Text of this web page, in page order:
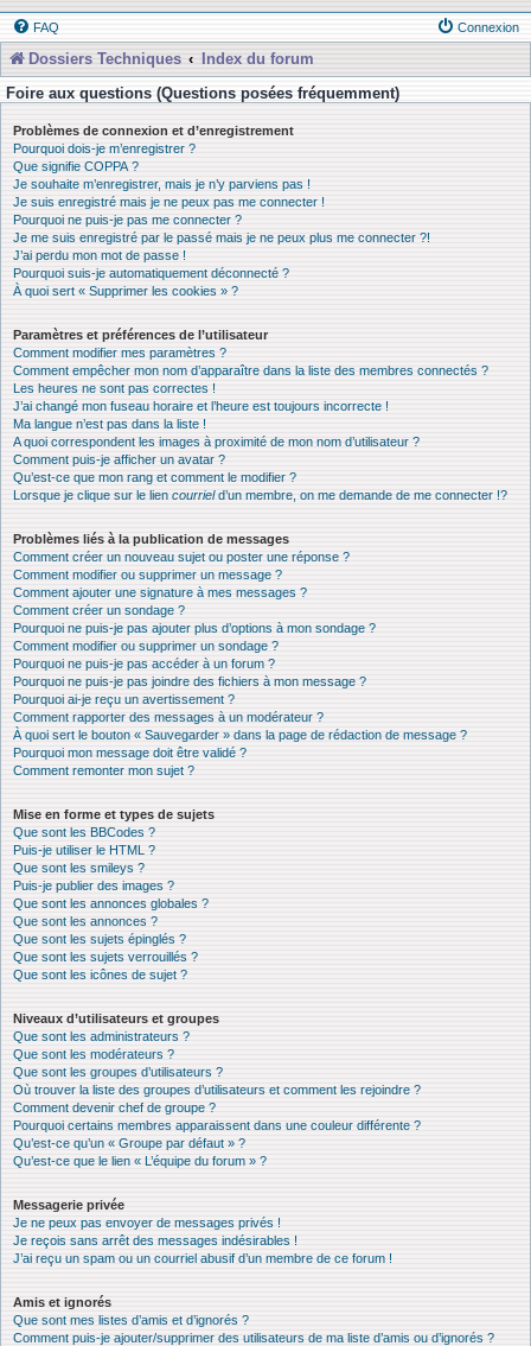
FAQ Connexion
Dossiers Techniques
Index du forum
Foire aux questions (Questions posées fréquemment)
Problèmes de connexion et d’enregistrement
Pourquoi dois-je m’enregistrer ?
Que signifie COPPA ?
Je souhaite m’enregistrer, mais je n’y parviens pas !
Je suis enregistré mais je ne peux pas me connecter !
Pourquoi ne puis-je pas me connecter ?
Je me suis enregistré par le passé mais je ne peux plus me connecter ?!
J’ai perdu mon mot de passe !
Pourquoi suis-je automatiquement déconnecté ?
À quoi sert « Supprimer les cookies » ?
Paramètres et préférences de l’utilisateur
Comment modifier mes paramètres ?
Comment empêcher mon nom d’apparaître dans la liste des membres connectés ?
Les heures ne sont pas correctes !
J’ai changé mon fuseau horaire et l’heure est toujours incorrecte !
Ma langue n’est pas dans la liste !
A quoi correspondent les images à proximité de mon nom d’utilisateur ?
Comment puis-je afficher un avatar ?
Qu’est-ce que mon rang et comment le modifier ?
Lorsque je clique sur le lien courrield’un membre, on me demande de me connecter !?
Problèmes liés à la publication de messages
Comment créer un nouveau sujet ou poster une réponse ?
Comment modifier ou supprimer un message ?
Comment ajouter une signature à mes messages ?
Comment créer un sondage ?
Pourquoi ne puis-je pas ajouter plus d’options à mon sondage ?
Comment modifier ou supprimer un sondage ?
Pourquoi ne puis-je pas accéder à un forum ?
Pourquoi ne puis-je pas joindre des fichiers à mon message ?
Pourquoi ai-je reçu un avertissement ?
Comment rapporter des messages à un modérateur ?
À quoi sert le bouton « Sauvegarder » dans la page de rédaction de message ?
Pourquoi mon message doit être validé ?
Comment remonter mon sujet ?
Mise en forme et types de sujets
Que sont les BBCodes ?
Puis-je utiliser le HTML ?
Que sont les smileys ?
Puis-je publier des images ?
Que sont les annonces globales ?
Que sont les annonces ?
Que sont les sujets épinglés ?
Que sont les sujets verrouillés ?
Que sont les icônes de sujet ?
Niveaux d’utilisateurs et groupes
Que sont les administrateurs ?
Que sont les modérateurs ?
Que sont les groupes d’utilisateurs ?
Où trouver la liste des groupes d’utilisateurs et comment les rejoindre ?
Comment devenir chef de groupe ?
Pourquoi certains membres apparaissent dans une couleur différente ?
Qu’est-ce qu’un « Groupe par défaut » ?
Qu’est-ce que le lien « L’équipe du forum » ?
Messagerie privée
Je ne peux pas envoyer de messages privés !
Je reçois sans arrêt des messages indésirables !
J’ai reçu un spam ou un courriel abusif d’un membre de ce forum !
Amis et ignorés
Que sont mes listes d’amis et d’ignorés ?
Comment puis-je ajouter/supprimer des utilisateurs de ma liste d’amis ou d’ignorés ?